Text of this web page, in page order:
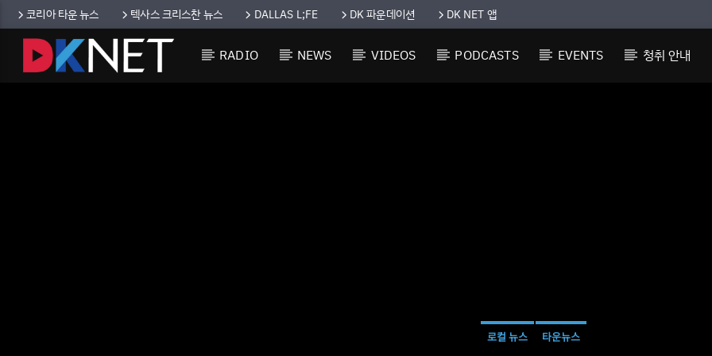
코리아 타운 뉴스 텍사스 크리스찬 뉴스 DALLAS L;FE DK 파운데이션 DK NET 앱
RADIO NEWS VIDEOS PODCASTS EVENTS 청취 안내
로컬 뉴스 타운뉴스